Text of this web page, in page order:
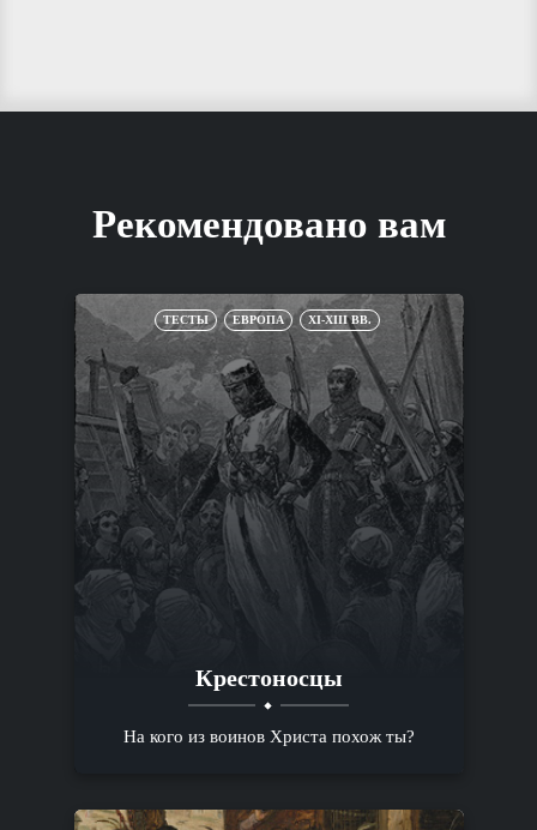
Рекомендовано вам
ТЕСТЫ ЕВРОПА XI-XIII ВВ.
Крестоносцы
На кого из воинов Христа похож ты?